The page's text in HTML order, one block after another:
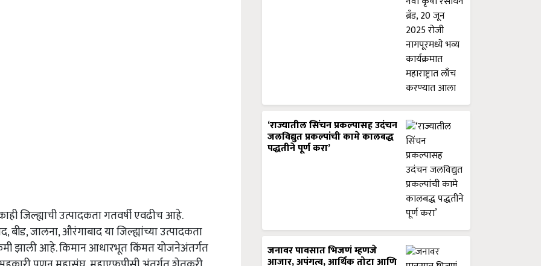
जिल्ह्याची उत्पादकता गतवर्षी एवढीच आहे.
,बीड,जालना,औरंगाबाद या जिल्ह्यांच्या उत्पादकता
कमी झाली आहे. किमान आधारभूत किंमत योजनेअंतर्गत
‘राज्यातील सिंचन प्रकल्पासह उदंचन
जलविद्युत प्रकल्पांची कामे कालबद्ध
पद्धतीने पूर्ण करा’
जनावर पावसात भिजणं म्हणजे
आजार, अपंगत्व, आर्थिक तोटा आणि